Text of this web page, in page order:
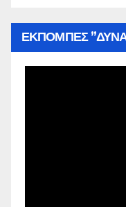
ΕΚΠΟΜΠΕΣ